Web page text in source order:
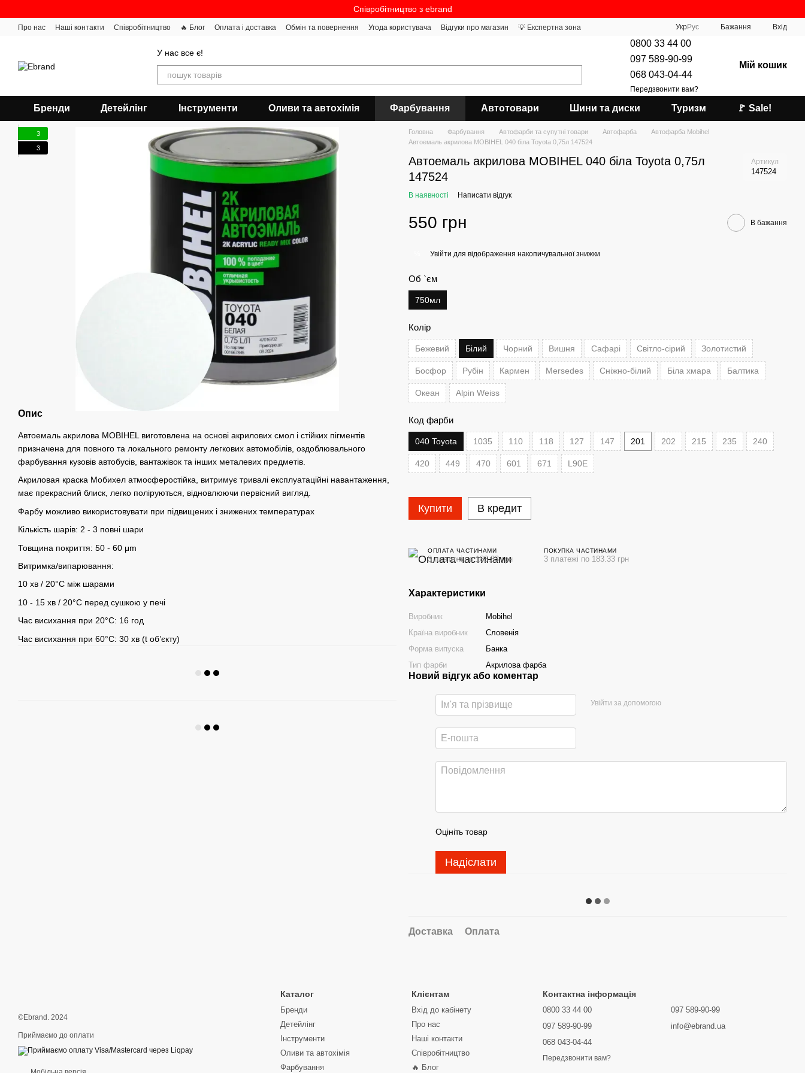
Співробітництво з ebrand
Про нас Наші контакти Співробітництво 🔥 Блог Оплата і доставка Обмін та повернення Угода користувача Відгуки про магазин 💡 Експертна зона УкрРус Бажання Вхід
У нас все є!
0800 33 44 00
097 589-90-99
068 043-04-44
Передзвонити вам?
Мій кошик
Бренди Детейлінг Інструменти Оливи та автохімія Фарбування Автотовари Шини та диски Туризм 🚩 Sale!
3
3
Опис
Автоемаль акрилова MOBIHEL виготовлена на основі акрилових смол і стійких пігментів
призначена для повного та локального ремонту легкових автомобілів, оздоблювального
фарбування кузовів автобусів, вантажівок та інших металевих предметів.
Акриловая краска Мобихел атмосферостійка, витримує тривалі експлуатаційні навантаження,
має прекрасний блиск, легко поліруються, відновлюючи первісний вигляд.
Фарбу можливо використовувати при підвищених і знижених температурах
Кількість шарів: 2 - 3 повні шари
Товщина покриття: 50 - 60 μm
Витримка/випарювання:
10 хв / 20°C між шарами
10 - 15 хв / 20°C перед сушкою у печі
Час висихання при 20°C: 16 год
Час висихання при 60°C: 30 хв (t об’єкту)
Головна Фарбування Автофарби та супутні товари Автофарба
Автофарба Mobihel
Автоемаль акрилова MOBIHEL 040 біла Toyota 0,75л 147524
Автоемаль акрилова MOBIHEL 040 біла Toyota 0,75л
147524
Артикул
147524
В наявності Написати відгук
550 грн В бажання
Увійти для відображення накопичувальної знижки
Об `єм
750мл
Колір
Бежевий Білий Чорний Вишня Сафарі Світло-сірий Золотистий
Босфор Рубін Кармен Mersedes Сніжно-білий Біла хмара Балтика
Океан Alpin Weiss
Код фарби
040 Toyota 1035 110 118 127 147 201 202 215 235 240
420 449 470 601 671 L90E
Купити В кредит
ОПЛАТА ЧАСТИНАМИ
3 платежі по 183.33 грн
ПОКУПКА ЧАСТИНАМИ
3 платежі по 183.33 грн
Характеристики
Виробник
Mobihel
Країна виробник
Словенія
Форма випуска
Банка
Тип фарби
Акрилова фарба
Новий відгук або коментар
Увійти за допомогою
Оцініть товар
Надіслати
Доставка Оплата
©Ebrand. 2024
Приймаємо до оплати
Каталог
Бренди
Детейлінг
Інструменти
Оливи та автохімія
Фарбування
Клієнтам
Вхід до кабінету
Про нас
Наші контакти
Співробітництво
🔥 Блог
Контактна інформація
0800 33 44 00
097 589-90-99
068 043-04-44
Передзвонити вам?
097 589-90-99
info@ebrand.ua